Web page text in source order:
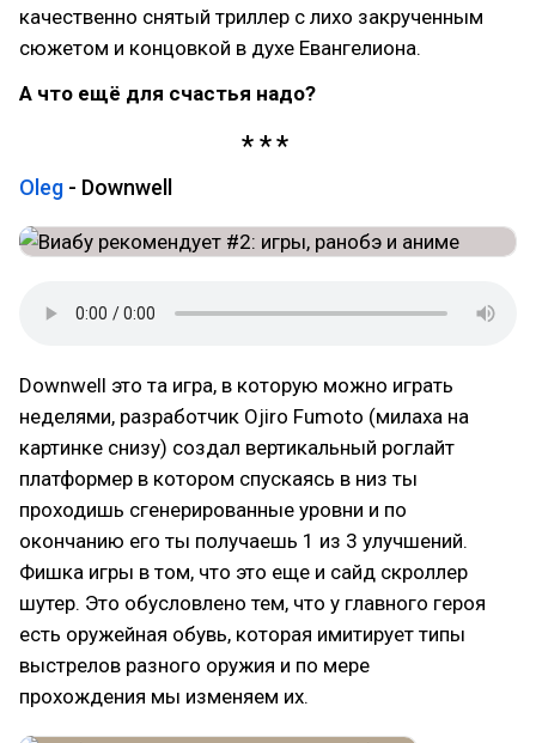
качественно снятый триллер с лихо закрученным
сюжетом и концовкой в духе Евангелиона.
А что ещё для счастья надо?
Oleg - Downwell
Downwell это та игра, в которую можно играть
неделями, разработчик Ojiro Fumoto (милаха на
картинке снизу) создал вертикальный роглайт
платформер в котором спускаясь в низ ты
проходишь сгенерированные уровни и по
окончанию его ты получаешь 1 из 3 улучшений.
Фишка игры в том, что это еще и сайд скроллер
шутер. Это обусловлено тем, что у главного героя
есть оружейная обувь, которая имитирует типы
выстрелов разного оружия и по мере
прохождения мы изменяем их.